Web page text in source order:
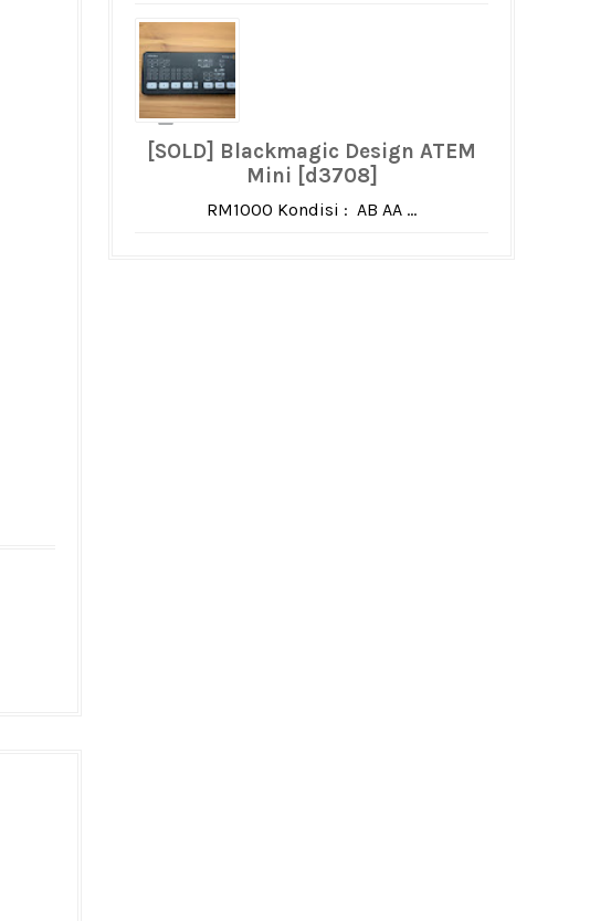
[SOLD] Blackmagic Design ATEM
Mini [d3708]
RM1000 Kondisi : AB AA ...